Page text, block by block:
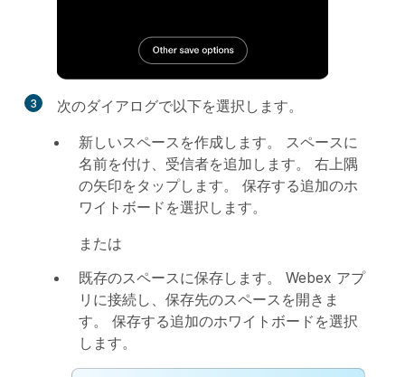
3
次のダイアログで以下を選択します。
新しいスペースを作成します。 スペースに
名前を付け、受信者を追加します。 右上隅
の矢印をタップします。 保存する追加のホ
ワイトボードを選択します。
または
既存のスペースに保存します。 Webex アプ
リに接続し、保存先のスペースを開きま
す。 保存する追加のホワイトボードを選択
します。